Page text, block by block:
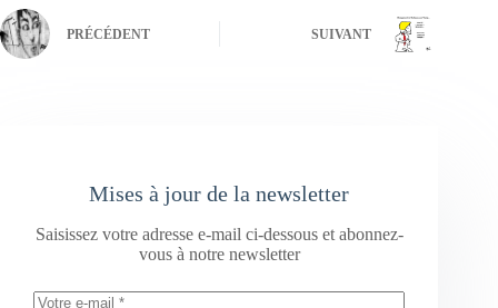
PRÉCÉDENT SUIVANT
Mises à jour de la newsletter
Saisissez votre adresse e-mail ci-dessous et abonnez-
vous à notre newsletter